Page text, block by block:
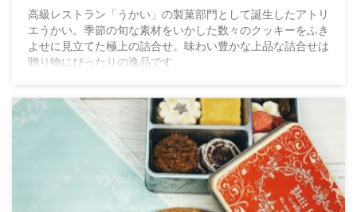
高級レストラン「うかい」の製菓部門として誕生したアトリ
エうかい。季節の旬な素材をいかした数々のクッキーをふき
よせに見立てた極上の詰合せ。味わい豊かな上品な詰合せは
贈り物にぴったりの逸品です。